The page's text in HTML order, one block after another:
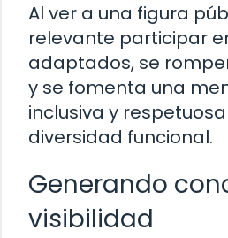
Al ver a una figura
relevante participar
adaptados, se
y se fomenta una
inclusiva y
diversidad funcional.
Generando
visibilidad